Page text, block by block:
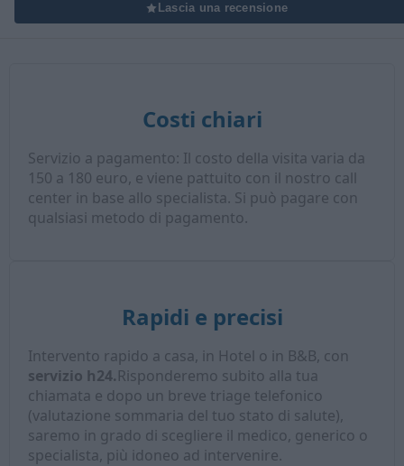
Lascia una recensione
Costi chiari
Servizio a pagamento: Il costo della visita varia da
150 a 180 euro, e viene pattuito con il nostro call
center in base allo specialista. Si può pagare con
qualsiasi metodo di pagamento.
Rapidi e precisi
Intervento rapido a casa, in Hotel o in B&B, con
servizio h24.Risponderemo subito alla tua
chiamata e dopo un breve triage telefonico
(valutazione sommaria del tuo stato di salute),
saremo in grado di scegliere il medico, generico o
specialista, più idoneo ad intervenire.